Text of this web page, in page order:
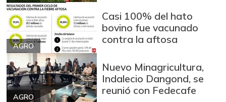
AGRO
Casi 100% del hato
bovino fue vacunado
contra la aftosa
AGRO
Nuevo Minagricultura,
Indalecio Dangond, se
reunió con Fedecafe